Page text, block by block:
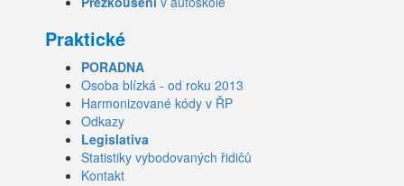
Praktické
PORADNA
Osoba blízká - od roku 2013
Harmonizované kódy v ŘP
Odkazy
Legislativa
Statistiky vybodovaných řidičů
Kontakt